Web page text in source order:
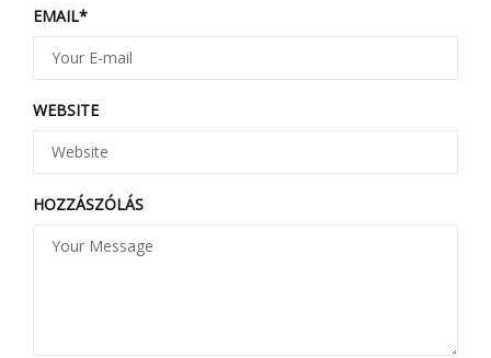
EMAIL*
WEBSITE
HOZZÁSZÓLÁS